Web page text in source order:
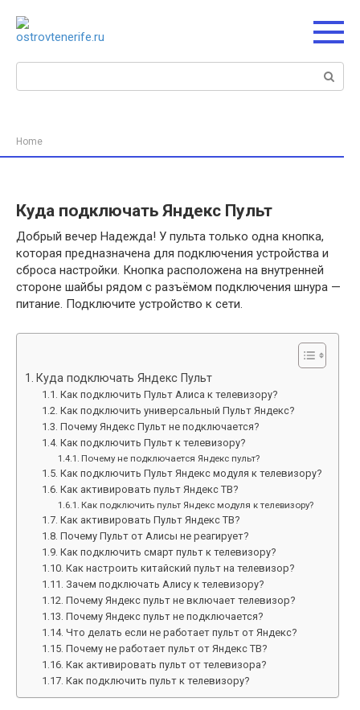
контенту
Поиск:
Home
Куда подключать Яндекс Пульт
Добрый вечер Надежда! У пульта только одна кнопка,
которая предназначена для подключения устройства и
сброса настройки. Кнопка расположена на внутренней
стороне шайбы рядом с разъёмом подключения шнура —
питание. Подключите устройство к сети.
Куда подключать Яндекс Пульт
Как подключить Пульт Алиса к телевизору?
Как подключить универсальный Пульт Яндекс?
Почему Яндекс Пульт не подключается?
Как подключить Пульт к телевизору?
Почему не подключается Яндекс пульт?
Как подключить Пульт Яндекс модуля к телевизору?
Как активировать пульт Яндекс ТВ?
Как подключить пульт Яндекс модуля к телевизору?
Как активировать Пульт Яндекс ТВ?
Почему Пульт от Алисы не реагирует?
Как подключить смарт пульт к телевизору?
Как настроить китайский пульт на телевизор?
Зачем подключать Алису к телевизору?
Почему Яндекс пульт не включает телевизор?
Почему Яндекс пульт не подключается?
Что делать если не работает пульт от Яндекс?
Почему не работает пульт от Яндекс ТВ?
Как активировать пульт от телевизора?
Как подключить пульт к телевизору?